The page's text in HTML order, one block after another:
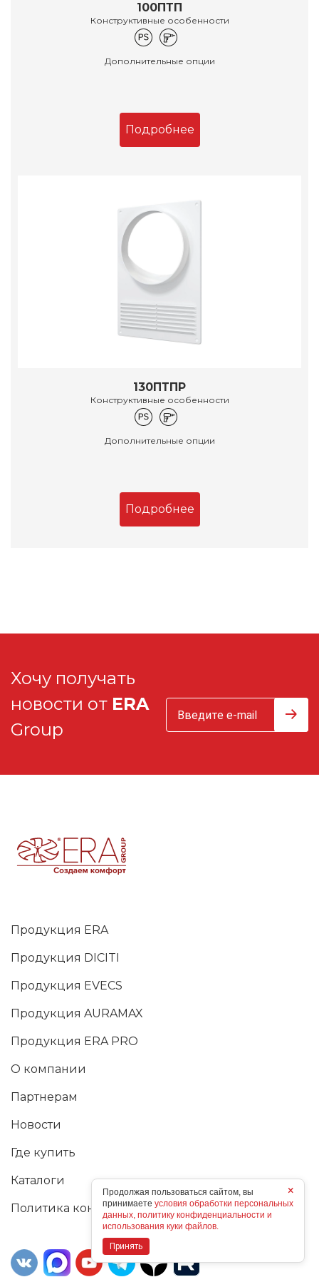
100ПТП
Конструктивные особенности
Дополнительные опции
Подробнее
130ПТПР
Конструктивные особенности
Дополнительные опции
Подробнее
Хочу получать
новости от ERA
Group
Продукция ERA
Продукция DICITI
Продукция EVECS
Продукция AURAMAX
Продукция ERA PRO
О компании
Партнерам
Новости
Где купить
Каталоги
Политика конфиденциальности
×
Продолжая пользоваться сайтом, вы
принимаете условия обработки персональных
данных, политику конфиденциальности и
использования куки файлов.
Принять